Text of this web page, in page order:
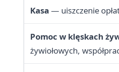
Kasa — uiszczenie
Pomoc w klęskach
żywiołowych,